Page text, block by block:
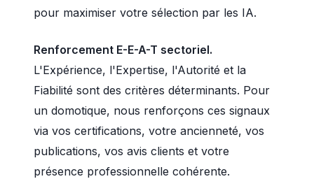
pour maximiser votre sélection par les IA.
Renforcement E-E-A-T sectoriel.
L'Expérience, l'Expertise, l'Autorité et la
Fiabilité sont des critères déterminants. Pour
un domotique, nous renforçons ces signaux
via vos certifications, votre ancienneté, vos
publications, vos avis clients et votre
présence professionnelle cohérente.